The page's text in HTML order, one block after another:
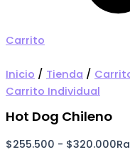
Carrito
Inicio / Tienda /
Carrito Individual
Hot Dog Chileno
$255.500 - $320.000